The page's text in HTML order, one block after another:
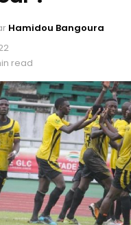
Hamidou Bangoura
read